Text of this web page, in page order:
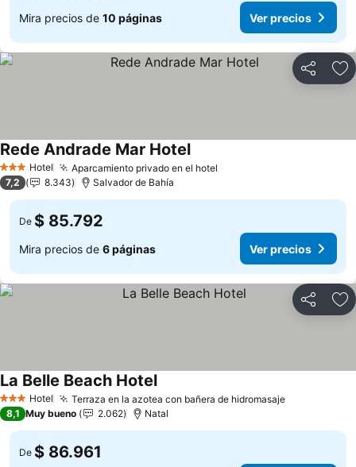
Mira precios de 10 páginas Ver precios
Compartir
3 Estrellas
Hotel Aparcamiento privado en el hotel
Rede Andrade Mar Hotel
7,2 8.343 Salvador de Bahía
De $ 85.792
Mira precios de 6 páginas Ver precios
Compartir
3 Estrellas
Hotel Terraza en la azotea con bañera de hidromasaje
La Belle Beach Hotel
8,1 Muy bueno 2.062 Natal
De $ 86.961